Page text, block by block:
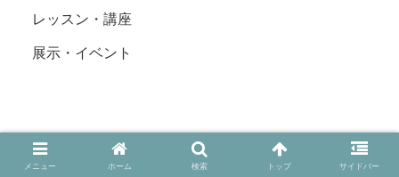
レッスン・講座
展示・イベント
あおい洋裁｜Aoi Lab.
© 2020 あおい洋裁｜Aoi Lab..
メニュー ホーム 検索 トップ サイドバー